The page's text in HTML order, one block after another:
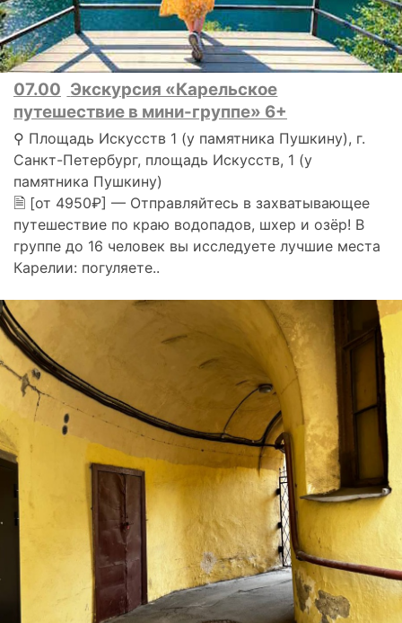
07.00 Экскурсия «Карельское
путешествие в мини-группе» 6+
⚲ Площадь Искусств 1 (у памятника Пушкину), г.
Санкт-Петербург, площадь Искусств, 1 (у
памятника Пушкину)
🗎 [от 4950₽] — Отправляйтесь в захватывающее
путешествие по краю водопадов, шхер и озёр! В
группе до 16 человек вы исследуете лучшие места
Карелии: погуляете..